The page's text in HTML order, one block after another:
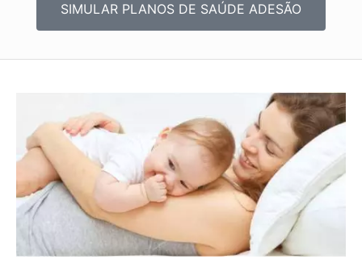
SIMULAR PLANOS DE SAÚDE ADESÃO